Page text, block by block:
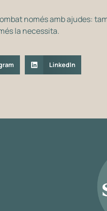
només amb ajudes:
la necessita.
LinkedIn